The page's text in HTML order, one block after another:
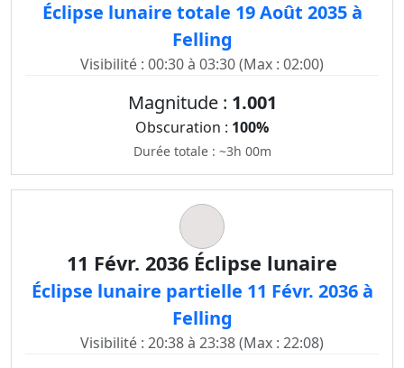
Éclipse lunaire totale 19 Août 2035 à
Felling
Visibilité : 00:30 à 03:30 (Max : 02:00)
Magnitude : 1.001
Obscuration : 100%
Durée totale : ~3h 00m
11 Févr. 2036 Éclipse lunaire
Éclipse lunaire partielle 11 Févr. 2036 à
Felling
Visibilité : 20:38 à 23:38 (Max : 22:08)